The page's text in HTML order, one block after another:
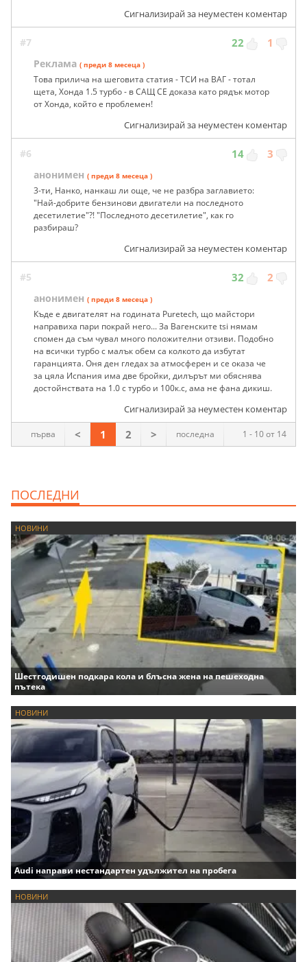
Сигнализирай за неуместен коментар
#7 22 1
Реклама ( преди 8 месеца )
Това прилича на шеговита статия - ТСИ на ВАГ - тотал
щета, Хонда 1.5 турбо - в САЩ СЕ доказа като рядък мотор
от Хонда, който е проблемен!
Сигнализирай за неуместен коментар
#6 14 3
анонимен ( преди 8 месеца )
3-ти, Нанко, нанкаш ли още, че не разбра заглавието:
"Най-добрите бензинови двигатели на последното
десетилетие"?! "Последното десетилетие", как го
разбираш?
Сигнализирай за неуместен коментар
#5 32 2
анонимен ( преди 8 месеца )
Къде е двигателят на годината Puretech, що майстори
направиха пари покрай него... За Вагенските tsi нямам
спомен да съм чувал много положителни отзиви. Подобно
на всички турбо с малък обем са колкото да избутат
гаранцията. Оня ден гледах за атмосферен и се оказа че
за цяла Испания има две бройки, дилърът ми обяснява
достойнствата на 1.0 с турбо и 100к.с, ама не фана дикиш.
Сигнализирай за неуместен коментар
1 - 10 от 14
първа < 1 2 > последна
ПОСЛЕДНИ
НОВИНИ
Шестгодишен подкара кола и блъсна жена на пешеходна
пътека
НОВИНИ
Audi направи нестандартен удължител на пробега
НОВИНИ